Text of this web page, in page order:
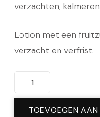
verzachten,
Lotion met een
verzacht en verfrist.
Equalizing
Toner
200mlTOEVOEGEN AAN